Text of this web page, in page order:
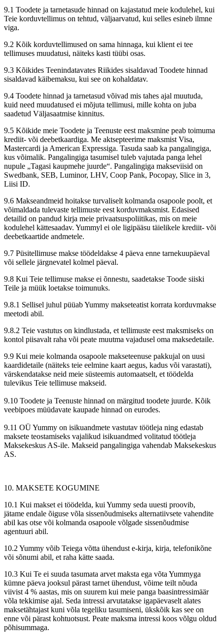
9.1 Toodete ja tarnetasude hinnad on kajastatud meie kodulehel, kui
Teie korduvtellimus on tehtud, väljaarvatud, kui selles esineb ilmne
viga.
9.2 Kõik korduvtellimused on sama hinnaga, kui klient ei tee
tellimuses muudatusi, näiteks kasti tüübi osas.
9.3 Kõikides Teenindatavates Riikides sisaldavad Toodete hinnad
sisaldavad käibemaksu, kui see on kohaldatav.
9.4 Toodete hinnad ja tarnetasud võivad mis tahes ajal muutuda,
kuid need muudatused ei mõjuta tellimusi, mille kohta on juba
saadetud Väljasaatmise kinnitus.
9.5 Kõikide meie Toodete ja Teenuste eest maksmine peab toimuma
krediit- või deebetkaardiga. Me aktsepteerime maksmist Visa,
Mastercardi ja American Expressiga. Tasuda saab ka pangalingiga,
kus võimalik. Pangalingiga tasumisel tuleb vajutada panga lehel
nupule „Tagasi kaupmehe juurde“. Pangalingiga makseviisid on
Swedbank, SEB, Luminor, LHV, Coop Pank, Pocopay, Slice in 3,
Liisi ID.
9.6 Makseandmeid hoitakse turvaliselt kolmanda osapoole poolt, et
võimaldada tulevaste tellimuste eest korduvmaksmist. Edasised
detailid on pandud kirja meie privaatsuspoliitikas, mis on meie
kodulehel kättesaadav. Yummyl ei ole ligipääsu täielikele krediit- või
deebetkaartide andmetele.
9.7 Püsitellimuse makse töödeldakse 4 päeva enne tarnekuupäeval
või sellele järgnevatel kolmel päeval.
9.8 Kui Teie tellimuse makse ei õnnestu, saadetakse Toode siiski
Teile ja müük loetakse toimunuks.
9.8.1 Sellisel juhul püüab Yummy makseteatist korrata korduvmakse
meetodi abil.
9.8.2 Teie vastutus on kindlustada, et tellimuste eest maksmiseks on
kontol piisavalt raha või peate muutma vajadusel oma maksedetaile.
9.9 Kui meie kolmanda osapoole makseteenuse pakkujal on uusi
kaardidetaile (näiteks teie eelmine kaart aegus, kadus või varastati),
värskendatakse neid meie süsteemis automaatselt, et töödelda
tulevikus Teie tellimuse makseid.
9.10 Toodete ja Teenuste hinnad on märgitud toodete juurde. Kõik
veebipoes müüdavate kaupade hinnad on eurodes.
9.11 OÜ Yummy on isikuandmete vastutav töötleja ning edastab
maksete teostamiseks vajalikud isikuandmed volitatud töötleja
Maksekeskus AS-ile. Makseid pangalingiga vahendab Maksekeskus
AS.
10. MAKSETE KOGUMINE
10.1 Kui makset ei töödelda, kui Yummy seda uuesti proovib,
jätame endale õiguse võla sissenõudmiseks alternatiivsete vahendite
abil kas otse või kolmanda osapoole võlgade sissenõudmise
agentuuri abil.
10.2 Yummy võib Teiega võtta ühendust e-kirja, kirja, telefonikõne
või sõnumi abil, et raha kätte saada.
10.3 Kui Te ei suuda tasumata arvet maksta ega võta Yummyga
kümne päeva jooksul pärast tarnet ühendust, võime teilt nõuda
viivist 4 % aastas, mis on suurem kui meie panga baasintressimäär
võla tekkimise ajal. Seda intressi arvutatakse igapäevaselt alates
maksetähtajast kuni võla tegeliku tasumiseni, ükskõik kas see on
enne või pärast kohtuotsust. Peate maksma intressi koos võlgu oldud
põhisummaga.